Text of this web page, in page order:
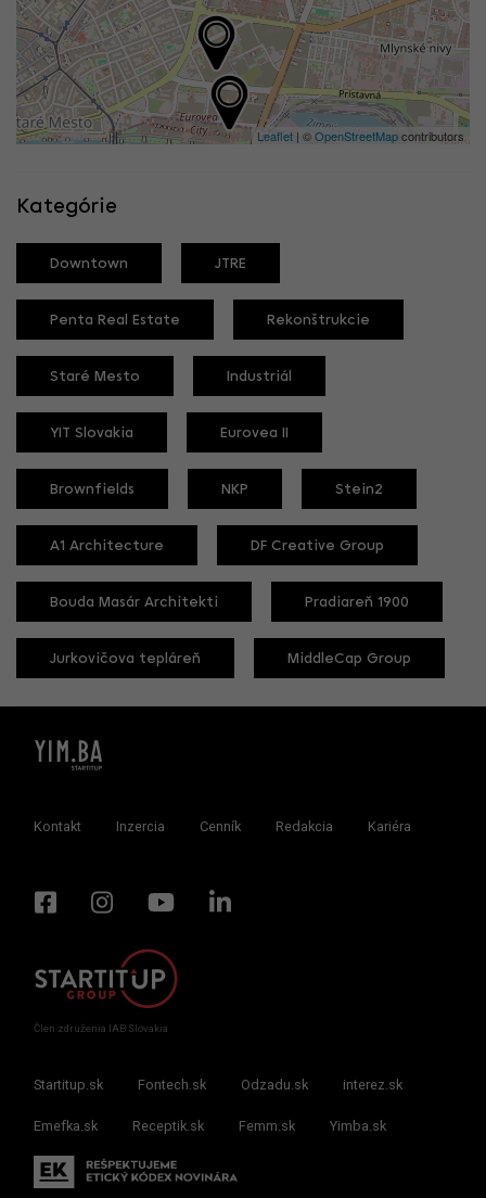
Leaflet | ©OpenStreetMapcontributors
Kategórie
Downtown JTRE
Penta Real Estate Rekonštrukcie
Staré Mesto Industriál
YIT Slovakia Eurovea II
Brownfields NKP Stein2
A1 Architecture DF Creative Group
Bouda Masár Architekti Pradiareň 1900
Jurkovičova tepláreň MiddleCap Group
Kontakt Inzercia Cenník Redakcia Kariéra
Člen združenia IAB Slovakia
Startitup.sk Fontech.sk Odzadu.sk interez.sk
Emefka.sk Receptik.sk Femm.sk Yimba.sk